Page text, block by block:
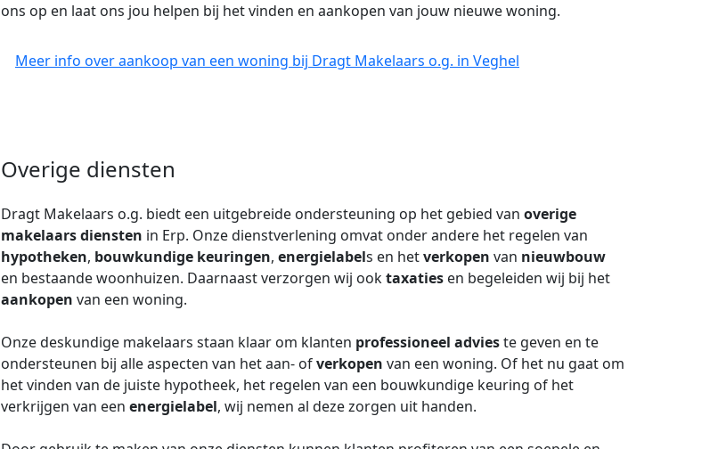
ons op en laat ons jou helpen bij het vinden en aankopen van jouw nieuwe woning.
Meer info over aankoop van een woning bij Dragt Makelaars o.g. in Veghel
Overige diensten
Dragt Makelaars o.g. biedt een uitgebreide ondersteuning op het gebied van overige
makelaars diensten in Erp. Onze dienstverlening omvat onder andere het regelen van
hypotheken, bouwkundige keuringen, energielabels en hetverkopen van nieuwbouw
en bestaande woonhuizen. Daarnaast verzorgen wij ooktaxaties en begeleiden wij bij het
aankopen van een woning.
Onze deskundige makelaars staan klaar om klanten professioneel advieste geven en te
ondersteunen bij alle aspecten van het aan- ofverkopen van een woning. Of het nu gaat om
het vinden van de juiste hypotheek, het regelen van een bouwkundige keuring of het
verkrijgen van een energielabel, wij nemen al deze zorgen uit handen.